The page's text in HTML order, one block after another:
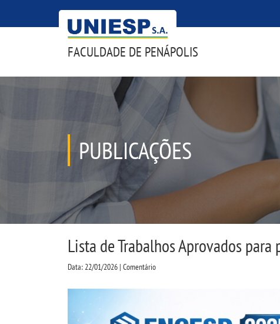
FACULDADE DE PENÁPOLIS
PUBLICAÇÕES
Lista de Trabalhos Aprovados
Data: 22/01/2026 | Comentário